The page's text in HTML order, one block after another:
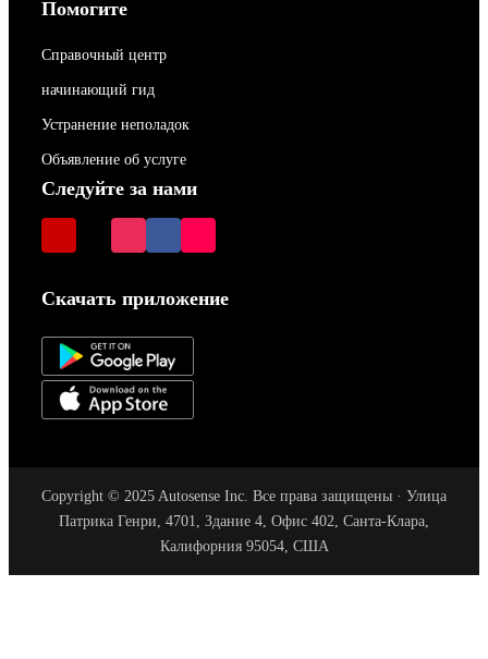
Помогите
Справочный центр
начинающий гид
Устранение неполадок
Объявление об услуге
Следуйте за нами
Скачать приложение
Copyright © 2025 Autosense Inc. Все права защищены · Улица
Патрика Генри, 4701, Здание 4, Офис 402, Санта-Клара,
Калифорния 95054, США